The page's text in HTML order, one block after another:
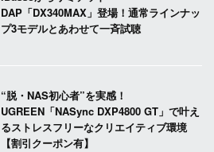
DAP「DX340MAX」登場！通常ラインナッ
プ3モデルとあわせて一斉試聴
“脱・NAS初心者”を実感！
UGREEN「NASync DXP4800 GT」で叶え
るストレスフリーなクリエイティブ環境
【割引クーポン有】